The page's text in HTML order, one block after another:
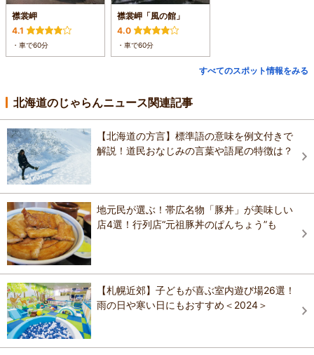
襟裳岬
4.1
・車で60分
襟裳岬「風の館」
4.0
・車で60分
すべてのスポット情報をみる
北海道のじゃらんニュース関連記事
【北海道の方言】標準語の意味を例文付きで
解説！道民おなじみの言葉や語尾の特徴は？
地元民が選ぶ！帯広名物「豚丼」が美味しい
店4選！行列店“元祖豚丼のぱんちょう”も
【札幌近郊】子どもが喜ぶ室内遊び場26選！
雨の日や寒い日にもおすすめ＜2024＞